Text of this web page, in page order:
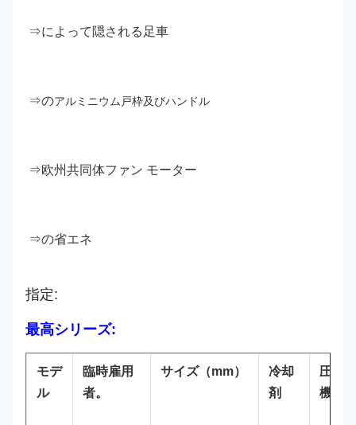
⇒によって隠される足車
⇒のアルミニウム戸枠及びハンドル
⇒欧州共同体ファン モーター
⇒の省エネ
指定:
最高シリーズ:
モデ
ル
臨時雇用
者。
サイズ（mm）
冷却
剤
圧縮
機